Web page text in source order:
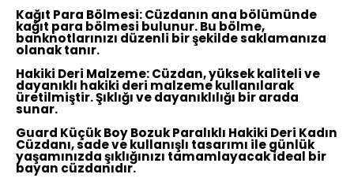
Kağıt Para Bölmesi:Cüzdanın ana bölümünde
kağıt para bölmesi bulunur. Bu bölme,
banknotlarınızı düzenli bir şekilde saklamanıza
olanak tanır.
Hakiki Deri Malzeme:Cüzdan, yüksek kaliteli ve
dayanıklı hakiki deri malzeme kullanılarak
üretilmiştir. Şıklığı ve dayanıklılığı bir arada
sunar.
Guard Küçük Boy Bozuk Paralıklı Hakiki Deri Kadın
Cüzdanı, sade ve kullanışlı tasarımı ile günlük
yaşamınızda şıklığınızı tamamlayacak ideal bir
bayan cüzdanıdır.